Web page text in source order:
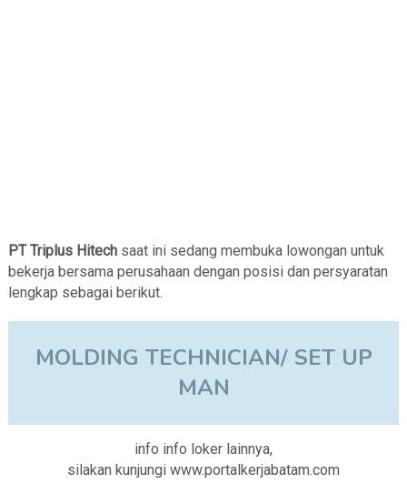
PT Triplus Hitechsaat ini sedang membuka lowongan untuk
bekerja bersama perusahaan dengan posisi dan persyaratan
lengkap sebagai berikut.
MOLDING TECHNICIAN/ SET UP
MAN
info info loker lainnya,
silakan kunjungi www.portalkerjabatam.com